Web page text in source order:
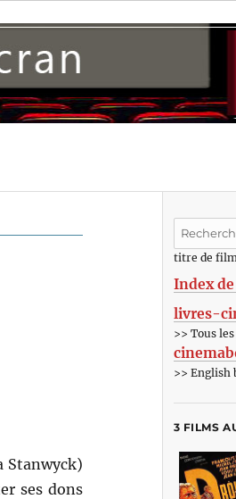
Stanwyck)
ses dons
Recherche
:titre de
Index
livres-
>> Tous
>> English
3 FILMS